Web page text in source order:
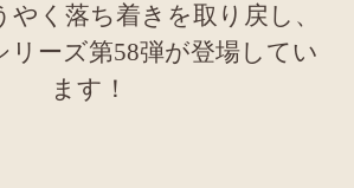
やく落ち着きを取り戻し、
リーズ第58弾が登場してい
ます！